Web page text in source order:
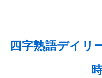
四字熟語デイリ